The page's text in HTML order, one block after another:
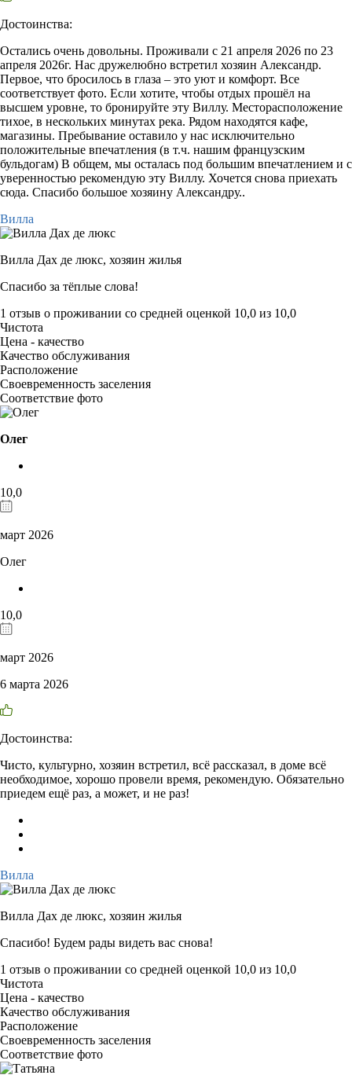
Достоинства:
Остались очень довольны. Проживали с 21 апреля 2026 по 23
апреля 2026г. Нас дружелюбно встретил хозяин Александр.
Первое, что бросилось в глаза – это уют и комфорт. Все
соответствует фото. Если хотите, чтобы отдых прошёл на
высшем уровне, то бронируйте эту Виллу. Месторасположение
тихое, в нескольких минутах река. Рядом находятся кафе,
магазины. Пребывание оставило у нас исключительно
положительные впечатления (в т.ч. нашим французским
бульдогам) В общем, мы осталась под большим впечатлением и с
уверенностью рекомендую эту Виллу. Хочется снова приехать
сюда. Спасибо большое хозяину Александру..
Вилла
Вилла Дах де люкс, хозяин жилья
Спасибо за тёплые слова!
1 отзыв о проживании со средней оценкой 10,0 из 10,0
Чистота
Цена - качество
Качество обслуживания
Расположение
Своевременность заселения
Соответствие фото
Олег
10,0
март 2026
Олег
10,0
март 2026
6 марта 2026
Достоинства:
Чисто, культурно, хозяин встретил, всё рассказал, в доме всё
необходимое, хорошо провели время, рекомендую. Обязательно
приедем ещё раз, а может, и не раз!
Вилла
Вилла Дах де люкс, хозяин жилья
Спасибо! Будем рады видеть вас снова!
1 отзыв о проживании со средней оценкой 10,0 из 10,0
Чистота
Цена - качество
Качество обслуживания
Расположение
Своевременность заселения
Соответствие фото